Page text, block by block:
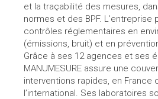
et la traçabilité des mesures,
normes et des BPF. L’entreprise
contrôles réglementaires en
(émissions, bruit) et en
Grâce à ses 12 agences et ses
MANUMESURE assure une
interventions rapides, en France
l’international. Ses laboratoires